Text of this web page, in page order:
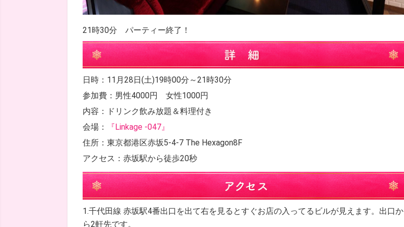
21時30分 パーティー終了！
日時：11月28日(土)19時00分～21時30分
参加費：男性4000円 女性1000円
内容：ドリンク飲み放題＆料理付き
会場：
『Linkage ‐047』
住所：東京都港区赤坂5-4-7 The Hexagon8F
アクセス：赤坂駅から徒歩20秒
1.千代田線 赤坂駅4番出口を出て右を見るとすぐお店の入ってるビルが見えます。出口か
ら2軒先です。